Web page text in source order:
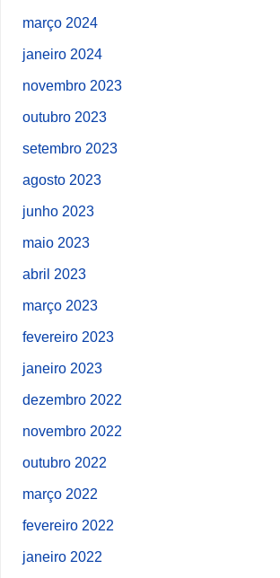
março 2024
janeiro 2024
novembro 2023
outubro 2023
setembro 2023
agosto 2023
junho 2023
maio 2023
abril 2023
março 2023
fevereiro 2023
janeiro 2023
dezembro 2022
novembro 2022
outubro 2022
março 2022
fevereiro 2022
janeiro 2022